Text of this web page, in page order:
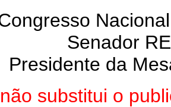
Senador
Presidente da
substitui o